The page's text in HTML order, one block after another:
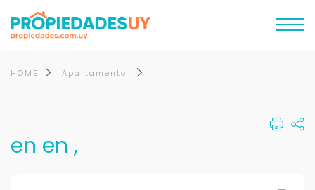
HOME Apartamento
en en ,